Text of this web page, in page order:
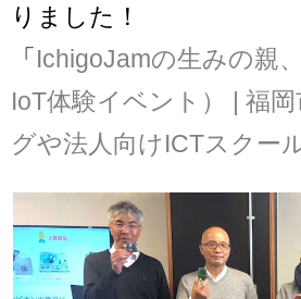
りました！
「IchigoJamの生みの親
IoT体験イベント） | 福
グや法人向けICTスクー